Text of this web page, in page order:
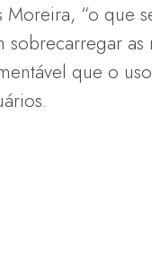
“o que
sobrecarregar
que o